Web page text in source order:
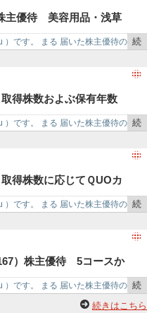
で
主優待 美容用品・浅草
から選択（3月末優待）
です。 まる 届いた株主優待の 続
を
で
得株数およぶ保有年数
（3月末優待）
です。 まる 届いた株主優待の 続
を
で
得株数に応じてＱUOカ
わせ（3月末優待）
です。 まる 届いた株主優待の 続
を
で
）株主優待 5コースか
・9月末優待）
です。 まる 届いた株主優待の 続
き
続きはこちら